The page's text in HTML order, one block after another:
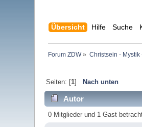
Übersicht Hilfe Suche
Forum ZDW» Christsein - Mystik
Seiten: [1] Nach unten
Autor
0 Mitglieder und 1 Gast